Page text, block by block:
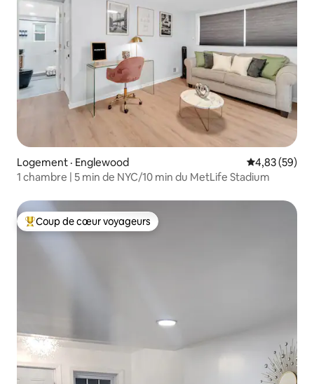
Logement · Englewood Note
4,83 (59)
1 chambre | 5 min de NYC/10 min du MetLife Stadium
Coup de cœur voyageurs parmi les plus aimés
Coup de cœur voyageurs